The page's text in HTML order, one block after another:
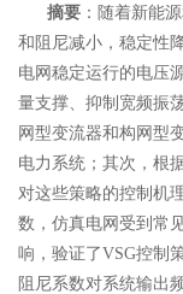
摘要 ：随着新能
和阻尼减小，稳定性
电网稳定运行的电压
量支撑、抑制宽频振
网型变流器和构网型
电力系统；其次，根
对这些策略的控制机
数，仿真电网受到常
响，验证了VSG控制
阻尼系数对系统输出